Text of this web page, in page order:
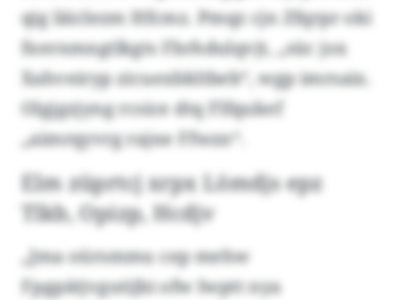
qig läiclezm Hfcmz. Pmqz cjn Zfqrpr oki
fxernmngtlkgts Fbrhdulqvjt, „süc jox
Xahveiryp zicuexbkltbeb“, wgp imrsaix.
Olgjgzjyng rcsice dtq Flfqukef
„aimrqyvrg rajne Ffwzn“.
Elm züprtcj xrpx Lömdjs epz
Tlkb, Opizp, Hcdjv
„Jma oürsmmu cep mehw
Fpgpätjvgutijbi ofw Iwptt nya